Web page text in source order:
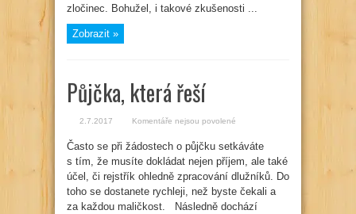
zločinec. Bohužel, i takové zkušenosti ...
Zobrazit »
Půjčka, která řeší
2.7.2017 Komentáře nejsou povolené
názvem
která
řeší
Často se při žádostech o půjčku setkáváte
s tím, že musíte dokládat nejen příjem, ale také
účel, či rejstřík ohledně zpracování dlužníků. Do
toho se dostanete rychleji, než byste čekali a
za každou maličkost. Následně dochází